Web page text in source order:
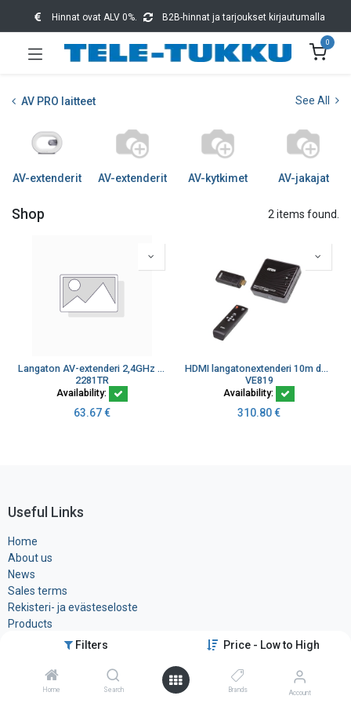
Filters Price - Low to High
Home Search Brands Account
Hinnat ovat ALV 0%. B2B-hinnat ja tarjoukset kirjautumalla
0
AV PRO laitteet See All
AV-extenderit AV-extenderit AV-kytkimet AV-jakajat
Shop 2 items found.
Langaton AV-extenderi 2,4GHz taa RF-modulaattori
2281TR
Availability:
63.67€
HDMI langatonextenderi 10m dongl 1080p <1ms latenssi
VE819
Availability:
310.80€
Useful Links
Home
About us
News
Sales terms
Rekisteri- ja ​evästeseloste
Products